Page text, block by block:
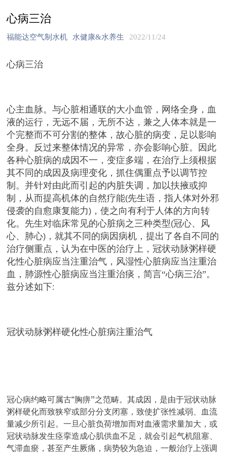
心病三治
福能达空气制水机 水健康&水养生 2022/11/24
心病三治
心主血脉。与心脏相通联的大小血管，网络全身，血
液的运行，无远不届，无所不达，兼之人体本就是一
个完整而不可分割的整体，故心脏的病变，足以影响
全身。反过来整体情况的异常，亦会影响心脏。因此
各种心脏病的成因不一，变症多端，在治疗上须根据
其不同的成因及病理变化，抓住偶重点予以调节控
制。并针对由此而引起的内脏失调，加以扶掖或抑
制，从而提高机体的自然疗能(先生语，指人体对外邪
侵袭的自愈康复能力) ，使之向有利于人体的方向转
化。先生对临床常见的心脏病之三种类型(冠心、风
心、肺心) ，就其不同的病因病机，提出了各自不同的
治疗侧重点，认为在中医的治疗上，冠状动脉粥样硬
化性心脏病应当注重治气，风湿性心脏病应当注重治
血，肺源性心脏病应当注重治痰，简言“心病三治”。
兹分述如下:
冠状动脉粥样硬化性心脏病注重治气
冠心病约略可属古“胸痹”之范畴。其成因，是由于冠状动脉
粥样硬化而致狭窄或部分分支闭塞，致使扩张性减弱、血流
量减少所引起。一旦心脏负荷增加而对血液需求量加大，或
冠状动脉发生痉挛造成心肌供血不足，就会引起气机阻塞、
气滞血瘀，甚至产生厥痛，病势较为急迫，一般治疗上强调